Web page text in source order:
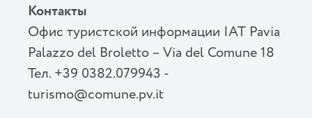
Контакты
Офис туристской информации IAT Pavia
Palazzo del Broletto – Via del Comune 18
Тел. +39 0382.079943 -
turismo@comune.pv.it